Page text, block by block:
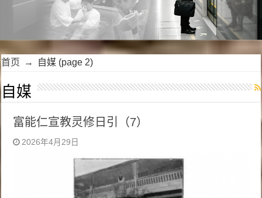
首页 → 自媒 (page 2)
自媒
富能仁宣教灵修日引（7）
2026年4月29日